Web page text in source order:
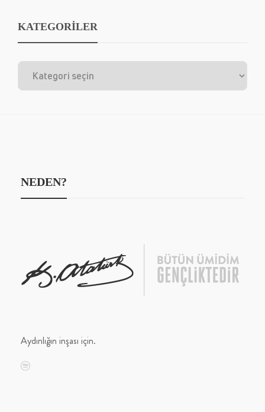
KATEGORİLER
NEDEN?
Aydınlığın inşası için.